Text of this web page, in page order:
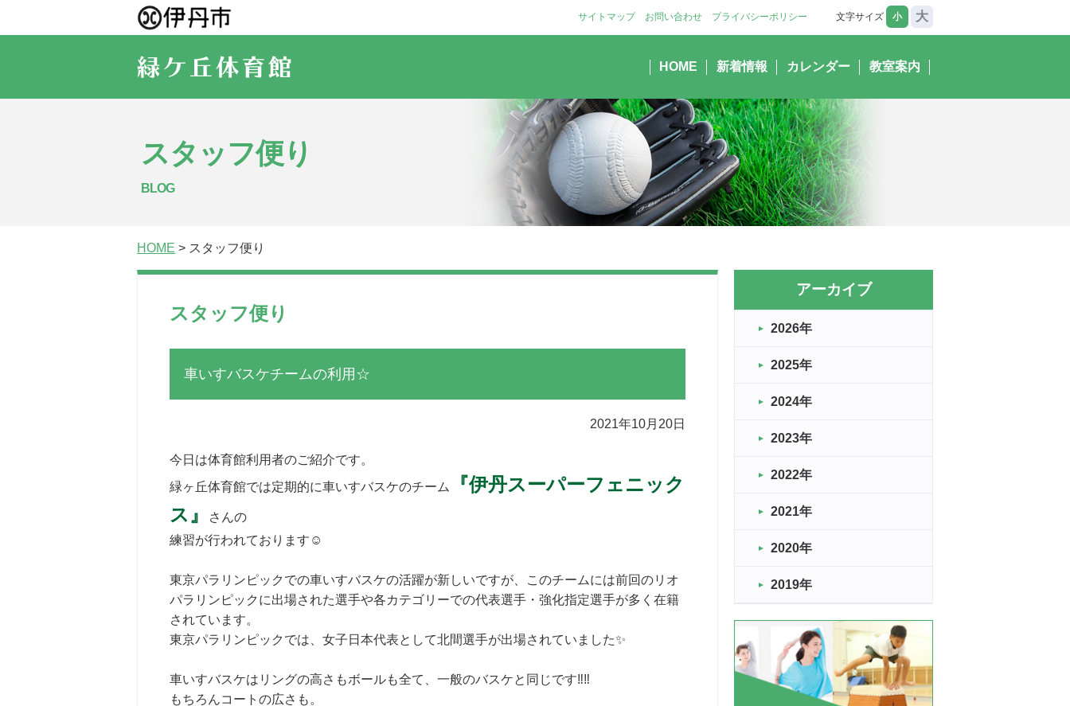
サイトマップ お問い合わせ プライバシーポリシー
HOME 新着情報 カレンダー 教室案内
文字サイズ 小 大
スタッフ便り
BLOG
HOME > スタッフ便り
スタッフ便り
車いすバスケチームの利用☆
2021年10月20日
今日は体育館利用者のご紹介です。
緑ヶ丘体育館では定期的に車いすバスケのチーム
『伊丹スーパーフェニック
ス』
さんの
練習が行われております☺
東京パラリンピックでの車いすバスケの活躍が新しいですが、このチームには前回のリオ
パラリンピックに出場された選手や各カテゴリーでの代表選手・強化指定選手が多く在籍
されています。
東京パラリンピックでは、女子日本代表として北間選手が出場されていました✨
車いすバスケはリングの高さもボールも全て、一般のバスケと同じです‼‼
もちろんコートの広さも。
アーカイブ
2026年
2025年
2024年
2023年
2022年
2021年
2020年
2019年